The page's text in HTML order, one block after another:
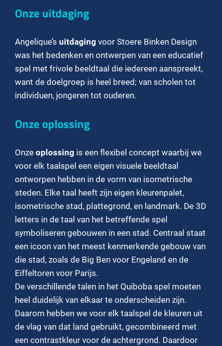
Onze uitdaging
Angelique’s uitdaging voor Stoere Binken Design
was het bedenken en ontwerpen van een educatief
spel met frivole beeldtaal die iedereen aanspreekt,
want de doelgroep is heel breed; van scholen tot
individuen, jongeren tot ouderen.
Onze oplossing
Onze oplossing is een flexibel concept waarbij we
voor elk taalspel een eigen visuele beeldtaal
ontworpen hebben in de vorm van isometrische
steden. Elke taal heeft zijn eigen kleurenpalet,
isometrische stad, plattegrond, en landmark. De 3D
letters in de taal van het betreffende spel
symboliseren gebouwen in een stad. Centraal staat
een icoon van het meest kenmerkende gebouw van
die stad, zoals de Big Ben voor Engeland en de
Eiffeltoren voor Parijs.
De verschillende talen in het Quiboba spel moeten
heel duidelijk van elkaar te onderscheiden zijn.
Daarom hebben we voor elk taalspel de kleuren uit
de vlag van dat land gebruikt, gecombineerd met
een contrastkleur voor de achtergrond. Daardoor